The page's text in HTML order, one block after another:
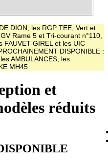
DION, les RGP TEE, Vert et
Rame 5 et Tri-courant n°110,
GIREL et les UIC
DISPONIBLE :
AMBULANCES, les
MH45
et
réduits